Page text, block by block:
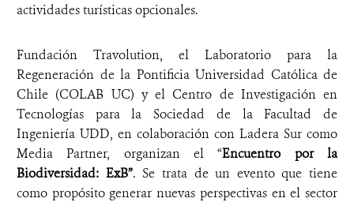
actividades turísticas opcionales.
Fundación Travolution, el Laboratorio para la
Regeneración de la Pontificia Universidad Católica de
Chile (COLAB UC) y el Centro de Investigación en
Tecnologías para la Sociedad de la Facultad de
Ingeniería UDD, en colaboración con Ladera Sur como
Media Partner, organizan el “Encuentro por la
Biodiversidad: ExB”. Se trata de un evento que tiene
como propósito generar nuevas perspectivas en el sector